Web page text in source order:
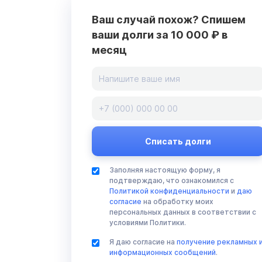
Ваш случай похож? Спишем
ваши долги за 10 000 ₽ в
месяц
Заполняя настоящую форму, я
подтверждаю, что ознакомился с
Политикой конфиденциальности и даю
согласие на обработку моих
персональных данных в соответствии с
условиями Политики.
Я даю согласие на получение рекламных
информационных сообщений.